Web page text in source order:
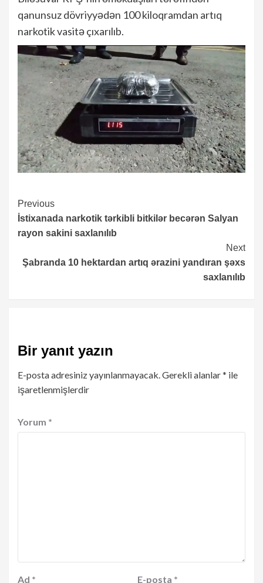
qanunsuz dövriyyədən 100 kiloqramdan artıq
narkotik vasitə çıxarılıb.
Continue
Reading
Previous
İstixanada narkotik tərkibli bitkilər becərən Salyan
rayon sakini saxlanılıb
Next
Şabranda 10 hektardan artıq ərazini yandıran şəxs
saxlanılıb
Bir yanıt yazın
E-posta adresiniz yayınlanmayacak.Gerekli alanlar* ile
işaretlenmişlerdir
Yorum *
Ad * E-posta *